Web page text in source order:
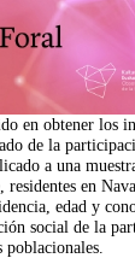
en obtener los
de la
a una
residentes en
edad y
social de la